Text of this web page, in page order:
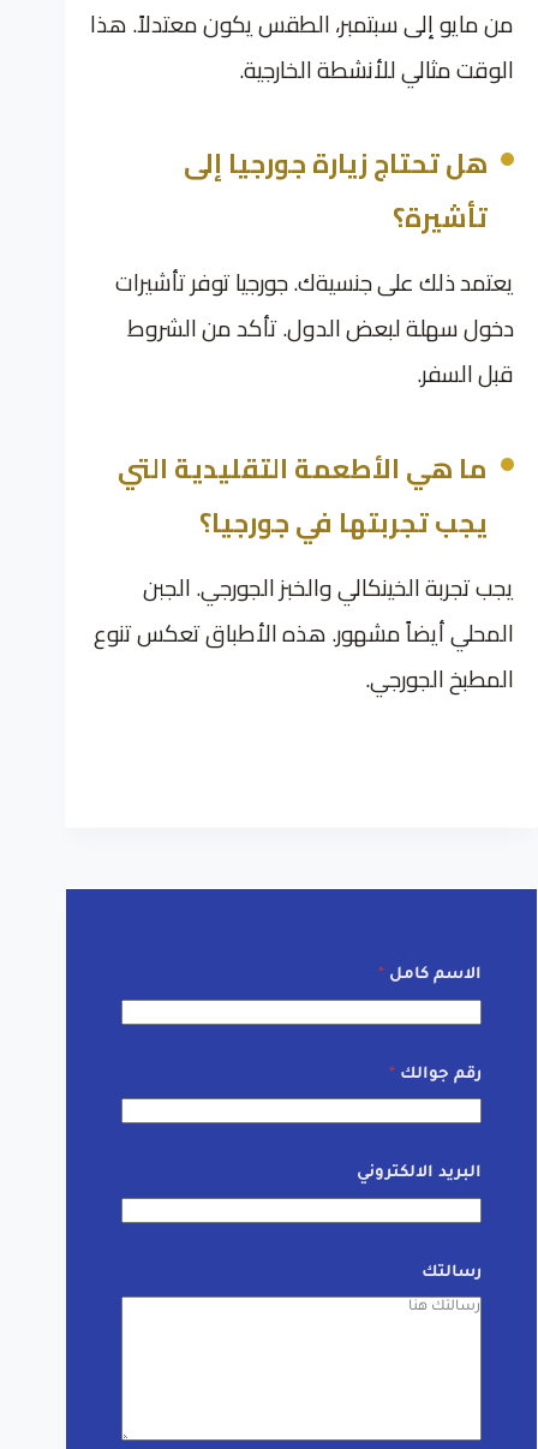
من مايو إلى سبتمبر، الطقس يكون معتدلاً. هذا
الوقت مثالي للأنشطة الخارجية.
هل تحتاج زيارة جورجيا إلى
تأشيرة؟
يعتمد ذلك على جنسيةك. جورجيا توفر تأشيرات
دخول سهلة لبعض الدول. تأكد من الشروط
قبل السفر.
ما هي الأطعمة التقليدية التي
يجب تجربتها في جورجيا؟
يجب تجربة الخينكالي والخبز الجورجي. الجبن
المحلي أيضاً مشهور. هذه الأطباق تعكس تنوع
المطبخ الجورجي.
الاسم كامل *
رقم جوالك *
البريد الالكتروني
رسالتك